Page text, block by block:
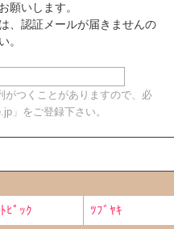
願いします。
、認証メールが届きませんの
。
がつくことがありますので、必
」をご登録下さい。
ﾄﾋﾟｯｸ
ﾂﾌﾞﾔｷ